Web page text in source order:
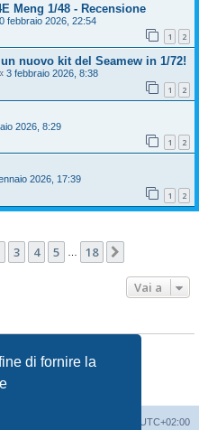
di fornire la
Meng 1/48 - Recensione
febbraio 2026, 22:54
1 2
un nuovo kit del Seamew in 1/72!
3 febbraio 2026, 8:38
1 2
2026, 8:29
1 2
2026, 17:39
1 2
di 18
3 4 5 18
Vai a
UTC+02:00